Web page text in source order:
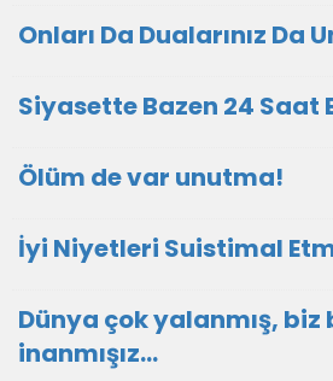
Onları Da Dualarınız Da
Siyasette Bazen 24 Saat
Ölüm de var unutma!
İyi Niyetleri Suistimal
Dünya çok yalanmış,
inanmışız...